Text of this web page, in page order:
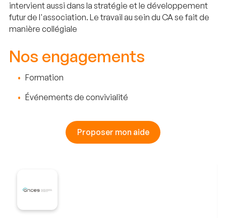
intervient aussi dans la stratégie et le développement
futur de l'association. Le travail au sein du CA se fait de
manière collégiale
Nos engagements
Formation
Événements de convivialité
Proposer mon aide